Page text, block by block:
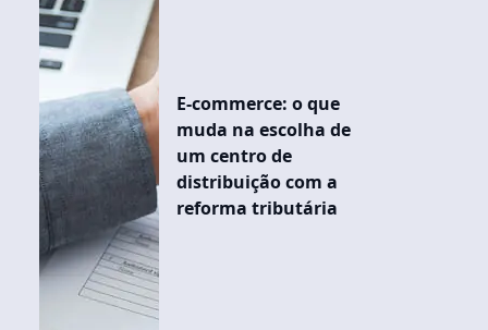
E-commerce: o que
muda na escolha de
um centro de
distribuição com a
reforma tributária